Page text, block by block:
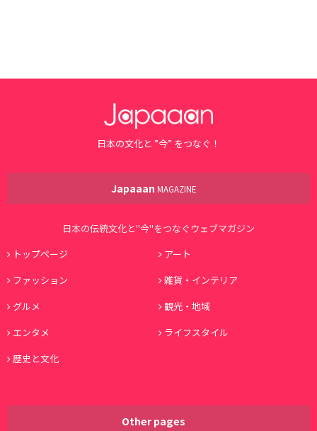
日本の文化と ”今” をつなぐ！
Japaaan MAGAZINE
日本の伝統文化と"今"をつなぐウェブマガジン
トップページ
アート
ファッション
雑貨・インテリア
グルメ
観光・地域
エンタメ
ライフスタイル
歴史と文化
Other pages